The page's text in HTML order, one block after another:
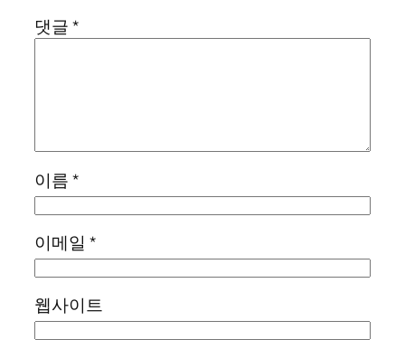
댓글*
이름*
이메일 *
웹사이트